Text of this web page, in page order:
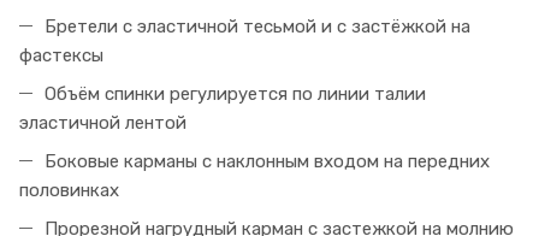
Бретели с эластичной тесьмой и с застёжкой на
фастексы
Объём спинки регулируется по линии талии
эластичной лентой
Боковые карманы с наклонным входом на передних
половинках
Прорезной нагрудный карман с застежкой на молнию